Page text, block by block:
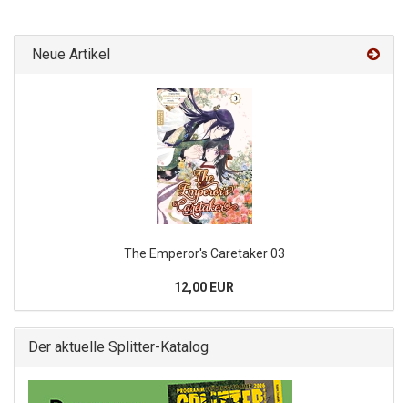
Neue Artikel
The Emperor's Caretaker 03
12,00 EUR
Der aktuelle Splitter-Katalog